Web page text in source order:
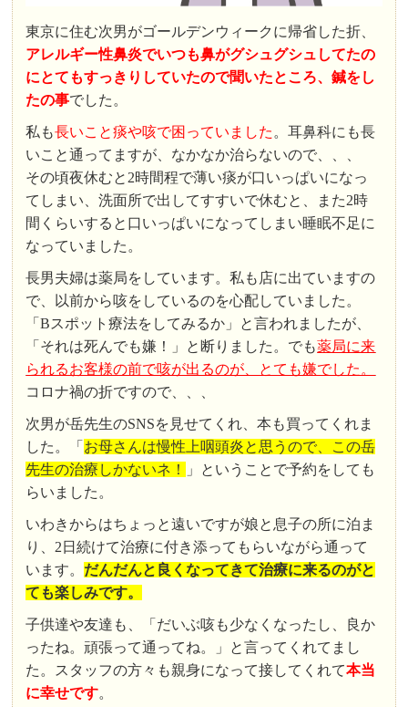
東京に住む次男がゴールデンウィークに帰省した折、
アレルギー性鼻炎でいつも鼻がグシュグシュしてたの
にとてもすっきりしていたので聞いたところ、鍼をし
たの事でした。
私も長いこと痰や咳で困っていました。耳鼻科にも長
いこと通ってますが、なかなか治らないので、、、
その頃夜休むと2時間程で薄い痰が口いっぱいになっ
てしまい、洗面所で出してすすいで休むと、また2時
間くらいすると口いっぱいになってしまい睡眠不足に
なっていました。
長男夫婦は薬局をしています。私も店に出ていますの
で、以前から咳をしているのを心配していました。
「Bスポット療法をしてみるか」と言われましたが、
「それは死んでも嫌！」と断りました。でも薬局に来
られるお客様の前で咳が出るのが、とても嫌でした。
コロナ禍の折ですので、、、
次男が岳先生のSNSを見せてくれ、本も買ってくれま
した。「 お母さんは慢性上咽頭炎と思うので、この岳
先生の治療しかないネ！
」ということで予約をしても
らいました。
いわきからはちょっと遠いですが娘と息子の所に泊ま
り、2日続けて治療に付き添ってもらいながら通って
います。 だんだんと良くなってきて治療に来るのがと
ても楽しみです。
子供達や友達も、「だいぶ咳も少なくなったし、良か
ったね。頑張って通ってね。」と言ってくれてまし
た。スタッフの方々も親身になって接してくれて本当
に幸せです。